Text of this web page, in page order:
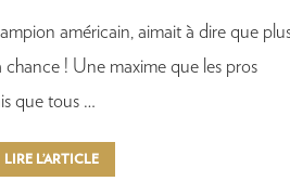
américain, aimait à dire que
chance ! Une maxime que les pros
que tous …
LIRE L’ARTICLE